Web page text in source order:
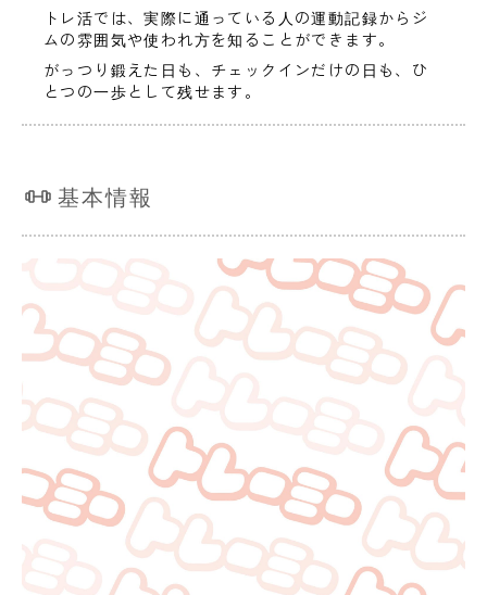
トレ活では、実際に通っている人の運動記録からジ
ムの雰囲気や使われ方を知ることができます。
がっつり鍛えた日も、チェックインだけの日も、ひ
とつの一歩として残せます。
基本情報